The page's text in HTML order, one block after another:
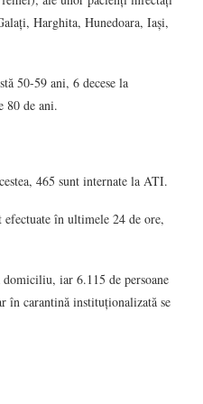
Harghita, Hunedoara, Iași,
50-59 ani, 6 decese la
80 de ani.
465 sunt internate la ATI.
efectuate în ultimele 24 de ore,
iar 6.115 de persoane
în carantină instituționalizată se